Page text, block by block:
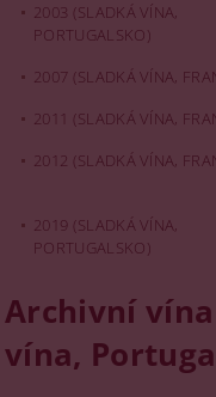
2003 (SLADKÁ VÍNA,
PORTUGALSKO)
2007 (SLADKÁ VÍNA,
2011 (SLADKÁ VÍNA,
2012 (SLADKÁ VÍNA,
2019 (SLADKÁ VÍNA,
PORTUGALSKO)
Archivní
vína,